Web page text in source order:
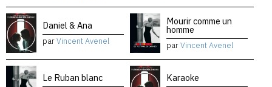
Daniel & Ana
parVincent Avenel
Mourir comme un
homme
parVincent Avenel
Le Ruban blanc Karaoke